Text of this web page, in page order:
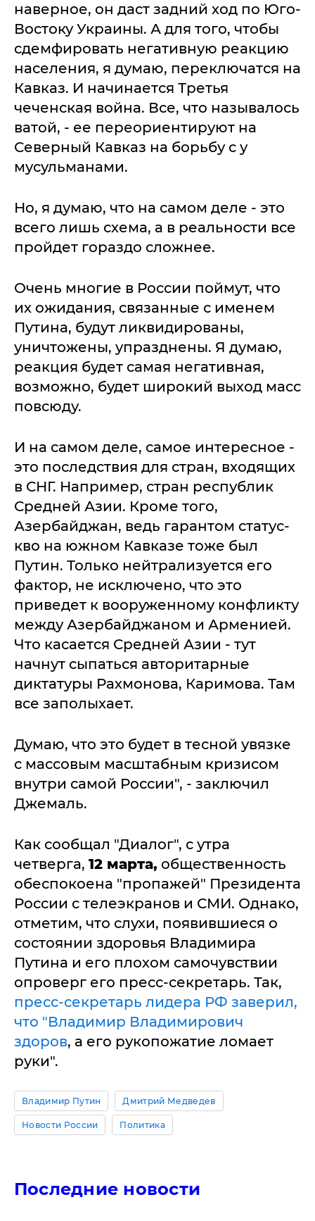
наверное, он даст задний ход по Юго-
Востоку Украины. А для того, чтобы
сдемфировать негативную реакцию
населения, я думаю, переключатся на
Кавказ. И начинается Третья
чеченская война. Все, что называлось
ватой, - ее переориентируют на
Северный Кавказ на борьбу с у
мусульманами.
Но, я думаю, что на самом деле - это
всего лишь схема, а в реальности все
пройдет гораздо сложнее.
Очень многие в России поймут, что
их ожидания, связанные с именем
Путина, будут ликвидированы,
уничтожены, упразднены. Я думаю,
реакция будет самая негативная,
возможно, будет широкий выход масс
повсюду.
И на самом деле, самое интересное -
это последствия для стран, входящих
в СНГ. Например, стран республик
Средней Азии. Кроме того,
Азербайджан, ведь гарантом статус-
кво на южном Кавказе тоже был
Путин. Только нейтрализуется его
фактор, не исключено, что это
приведет к вооруженному конфликту
между Азербайджаном и Арменией.
Что касается Средней Азии - тут
начнут сыпаться авторитарные
диктатуры Рахмонова, Каримова. Там
все заполыхает.
Думаю, что это будет в тесной увязке
с массовым масштабным кризисом
внутри самой России", - заключил
Джемаль.
Как сообщал "Диалог", с утра
четверга, 12 марта, общественность
обеспокоена "пропажей" Президента
России с телеэкранов и СМИ. Однако,
отметим, что слухи, появившиеся о
состоянии здоровья Владимира
Путина и его плохом самочувствии
опроверг его пресс-секретарь. Так,
пресс-секретарь лидера РФ заверил,
что "Владимир Владимирович
здоров, а его рукопожатие ломает
руки".
Владимир Путин Дмитрий Медведев
Новости России Политика
Последние новости